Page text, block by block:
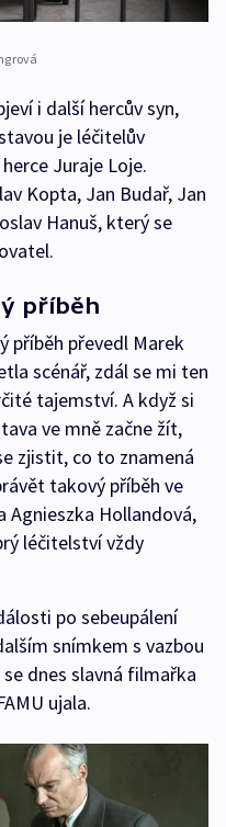
i další hercův syn,
je léčitelův
Juraje Loje.
Kopta, Jan Budař, Jan
Hanuš, který se
příběh
příběh převedl Marek
scénář, zdál se mi ten
tajemství. A když si
ve mně začne žít,
zjistit, co to znamená
takový příběh ve
Agnieszka Hollandová,
léčitelství vždy
po sebeupálení
snímkem s vazbou
dnes slavná filmařka
ujala.